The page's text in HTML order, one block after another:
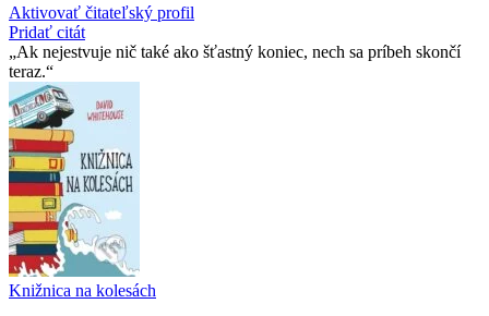
Aktivovať čitateľský profil
Pridať citát
Ak nejestvuje nič také ako šťastný koniec, nech sa príbeh skončí
teraz.
Knižnica na kolesách